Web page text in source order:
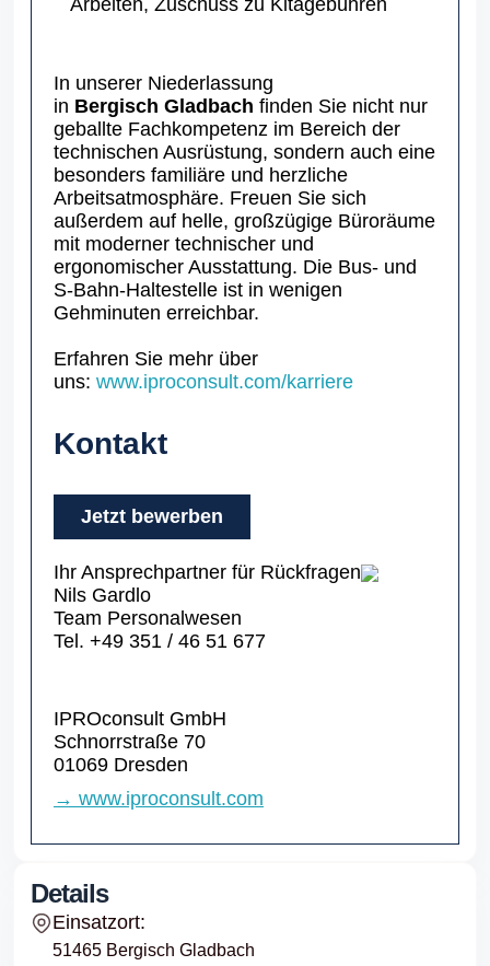
In unserer Niederlassung
in Bergisch Gladbach finden Sie nicht nur
geballte Fachkompetenz im Bereich der
technischen Ausrüstung, sondern auch eine
besonders familiäre und herzliche
Arbeitsatmosphäre. Freuen Sie sich
außerdem auf helle, großzügige Büroräume
mit moderner technischer und
ergonomischer Ausstattung. Die Bus- und
S-Bahn-Haltestelle ist in wenigen
Gehminuten erreichbar.
Erfahren Sie mehr über
uns: www.iproconsult.com/karriere
Kontakt
Jetzt bewerben
Ihr Ansprechpartner für Rückfragen
Nils Gardlo
Team Personalwesen
Tel. +49 351 / 46 51 677
IPROconsult GmbH
Schnorrstraße 70
01069 Dresden
→ www.iproconsult.com
Details
Einsatzort:
51465 Bergisch Gladbach